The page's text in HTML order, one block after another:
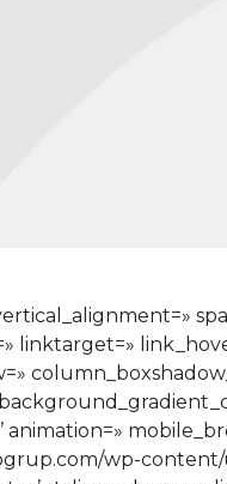
linktarget=»
wp-content/